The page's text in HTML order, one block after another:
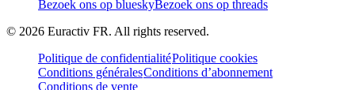
Bezoek ons op blueskyBezoek ons op threads
© 2026 Euractiv FR. All rights reserved.
Politique de confidentialitéPolitique cookies
Conditions généralesConditions d’abonnement
Conditions de vente